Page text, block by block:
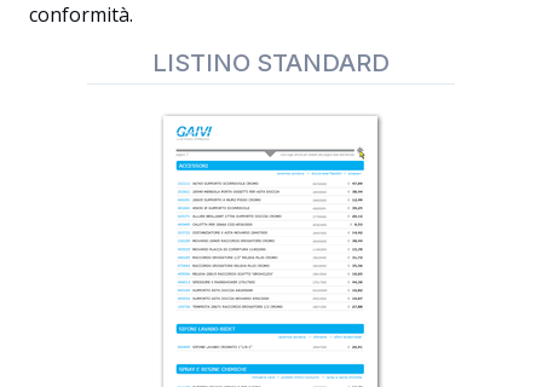
conformità.
LISTINO STANDARD